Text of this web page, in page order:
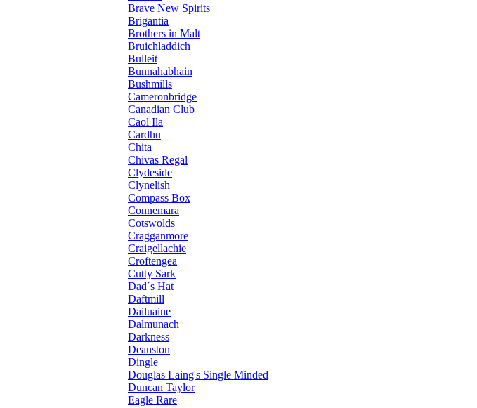
Brave New Spirits
Brigantia
Brothers in Malt
Bruichladdich
Bulleit
Bunnahabhain
Bushmills
Cameronbridge
Canadian Club
Caol Ila
Cardhu
Chita
Chivas Regal
Clydeside
Clynelish
Compass Box
Connemara
Cotswolds
Cragganmore
Craigellachie
Croftengea
Cutty Sark
Dad´s Hat
Daftmill
Dailuaine
Dalmunach
Darkness
Deanston
Dingle
Douglas Laing's Single Minded
Duncan Taylor
Eagle Rare